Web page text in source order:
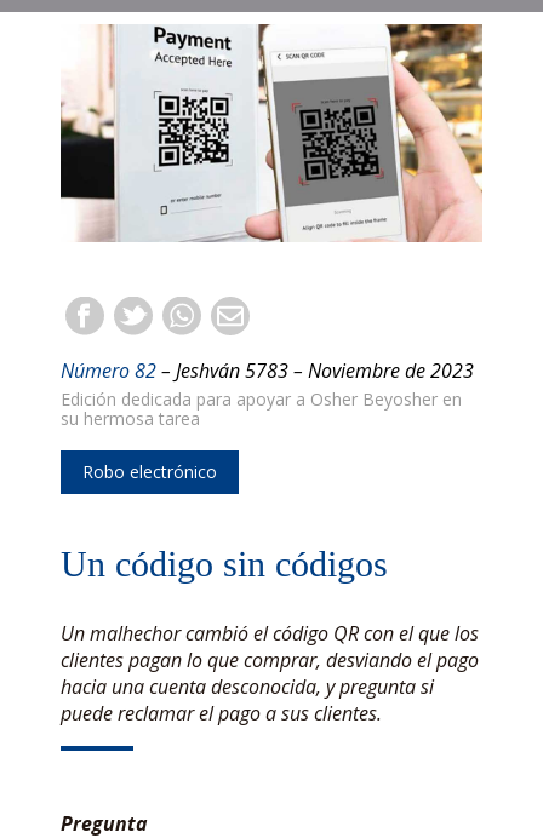
Número 82– Jeshván 5783 – Noviembre de 2023
Edición dedicada para apoyar a Osher Beyosher en
su hermosa tarea
Robo electrónico
Un código sin códigos
Un malhechor cambió el código QR con el que los
clientes pagan lo que comprar, desviando el pago
hacia una cuenta desconocida, y pregunta si
puede reclamar el pago a sus clientes.
Pregunta